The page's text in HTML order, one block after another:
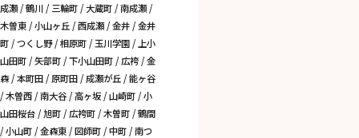
成瀬 / 鶴川 / 三輪町 / 大蔵町 / 南成瀬 /
木曽東 / 小山ヶ丘 / 西成瀬 / 金井 / 金井
町 / つくし野 / 相原町 / 玉川学園 / 上小
山田町 / 矢部町 / 下小山田町 / 広袴 / 金
森 / 本町田 / 原町田 / 成瀬が丘 / 能ヶ谷
/ 木曽西 / 南大谷 / 高ヶ坂 / 山崎町 / 小
山田桜台 / 旭町 / 広袴町 / 木曽町 / 鶴間
/ 小山町 / 金森東 / 図師町 / 中町 / 南つ